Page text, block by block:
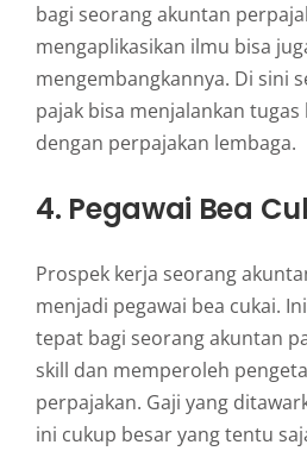
bagi seorang akuntan
mengaplikasikan ilmu bisa
mengembangkannya. Di sini
pajak bisa menjalankan
dengan perpajakan lembaga.
4. Pegawai Bea
Prospek kerja seorang
menjadi pegawai bea cukai.
tepat bagi seorang akuntan
skill dan memperoleh
perpajakan. Gaji yang
ini cukup besar yang tentu